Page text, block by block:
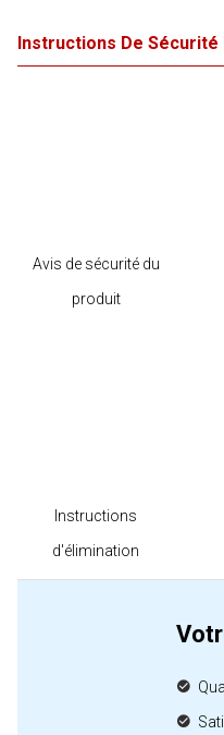
Instructions De Sécurité
Avis de sécurité du
produit
Instructions
d'élimination